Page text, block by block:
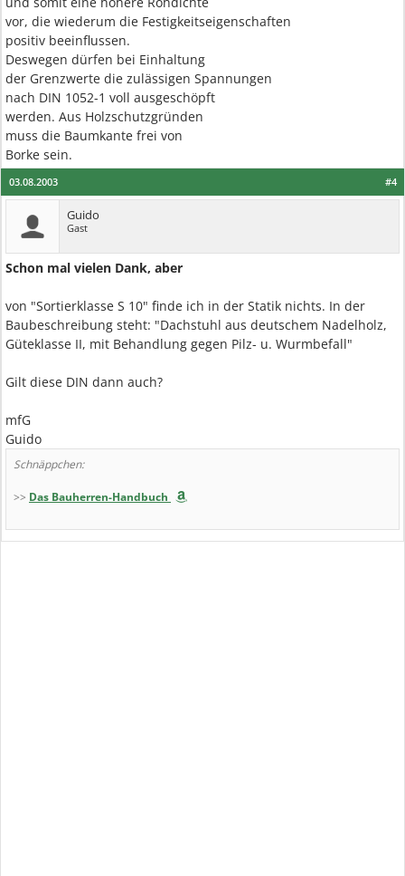
vor, die wiederum die Festigkeitseigenschaften
positiv beeinflussen.
Deswegen dürfen bei Einhaltung
der Grenzwerte die zulässigen Spannungen
nach DIN 1052-1 voll ausgeschöpft
werden. Aus Holzschutzgründen
muss die Baumkante frei von
Borke sein.
#4
03.08.2003
Guido
Gast
Schon mal vielen Dank, aber
von "Sortierklasse S 10" finde ich in der Statik nichts. In der
Baubeschreibung steht: "Dachstuhl aus deutschem Nadelholz,
Güteklasse II, mit Behandlung gegen Pilz- u. Wurmbefall"
Gilt diese DIN dann auch?
mfG
Guido
Schnäppchen:
>> Das Bauherren-Handbuch